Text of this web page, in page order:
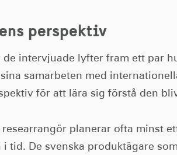
perspektiv
de intervjuade lyfter fram ett par
samarbeten med
för att lära sig förstå den
researrangör planerar ofta minst
tid. De svenska produktägare